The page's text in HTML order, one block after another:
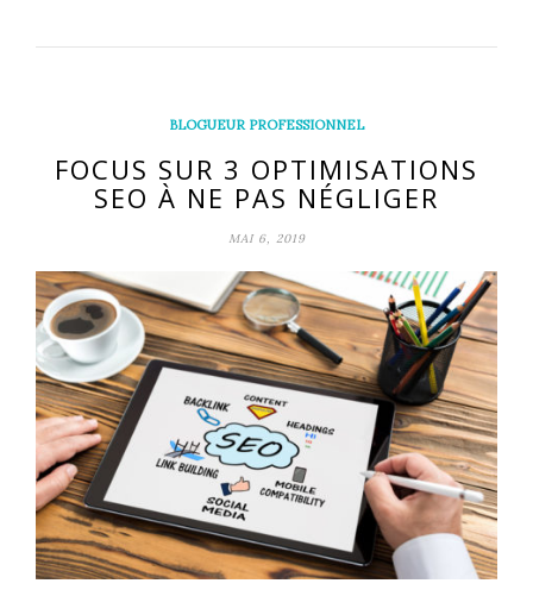
BLOGUEUR PROFESSIONNEL
FOCUS SUR 3 OPTIMISATIONS
SEO À NE PAS NÉGLIGER
MAI 6, 2019